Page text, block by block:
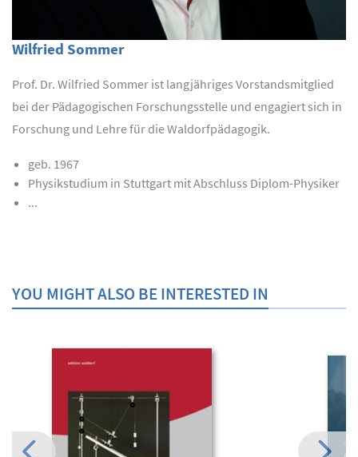
Wilfried Sommer
Prof. Dr. Wilfried Sommer ist langjähriges Vorstandsmitglied
bei der Pädagogischen Forschungsstelle und engagiert sich in
Forschung und Lehre für die Waldorfpädagogik.
geb. 1967
Physikstudium in Stuttgart mit Abschluss Diplom-Physiker
...
YOU MIGHT ALSO BE INTERESTED IN